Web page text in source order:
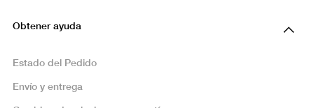
Obtener ayuda
Estado del Pedido
Envío y entrega